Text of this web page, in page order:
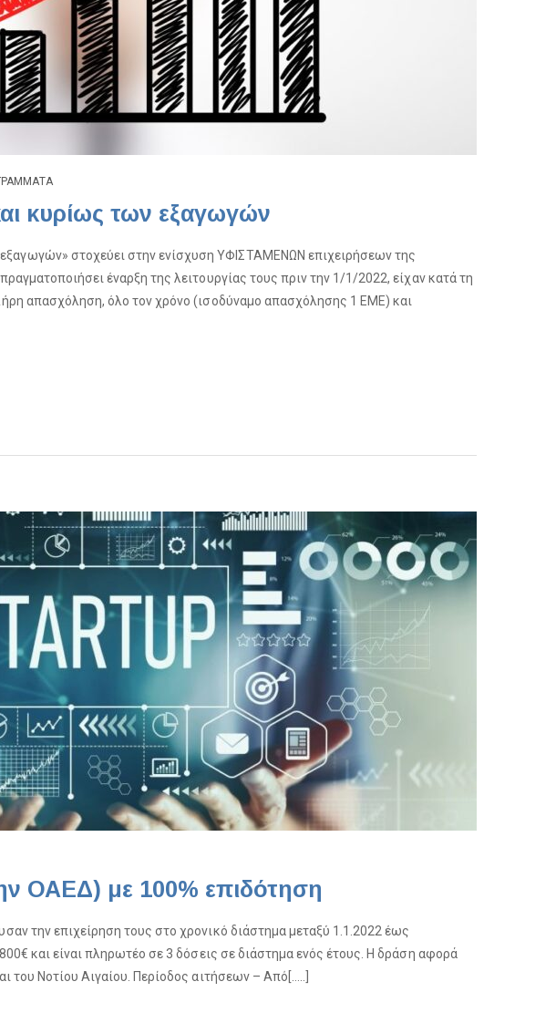
κυρίως των εξαγωγών
στοχεύει στην ενίσχυση ΥΦΙΣΤΑΜΕΝΩΝ επιχειρήσεων της
έναρξη της λειτουργίας τους πριν την 1/1/2022, είχαν κατά τη
απασχόληση, όλο τον χρόνο (ισοδύναμο απασχόλησης 1 ΕΜΕ) και
ΟΑΕΔ) με 100% επιδότηση
την επιχείρηση τους στο χρονικό διάστημα μεταξύ 1.1.2022 έως
και είναι πληρωτέο σε 3 δόσεις σε διάστημα ενός έτους. Η δράση αφορά
του Νοτίου Αιγαίου. Περίοδος αιτήσεων – Από[…..]